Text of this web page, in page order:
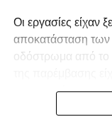
.
Οι εργασίες είχαν
αποκατάσταση των
οδόστρωμα από το
των οχημάτων